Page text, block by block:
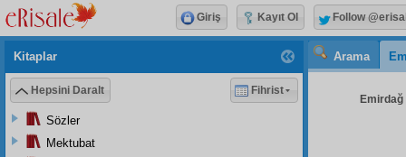
Arama
Emirdağ
Kitaplar
Hepsini Daralt Fihrist
Sözler
Mektubat
Giriş Kayıt Ol Follow